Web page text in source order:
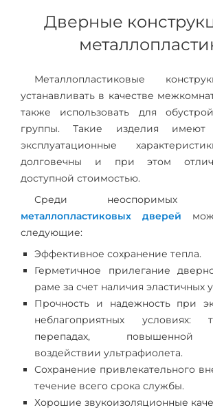
Дверные
Металлопластиковые
устанавливать в качестве
также использовать для
группы. Такие изделия имеют
эксплуатационные
долговечны и при этом
доступной стоимостью.
Среди неоспоримых
металлопластиковых дверей
следующие:
Эффективное сохранение тепла.
Герметичное прилегание
раме за счет наличия эластичных
Прочность и надежность при
неблагоприятных условиях:
перепадах, повышенной
воздействии ультрафиолета.
Сохранение привлекательного
течение всего срока службы.
Хорошие звукоизоляционные